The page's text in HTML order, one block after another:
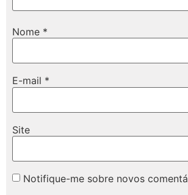
Nome *
E-mail *
Site
Notifique-me sobre novos